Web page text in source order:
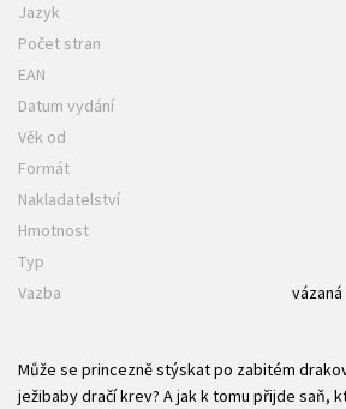
Jazyk
Počet stran
EAN
Datum vydání
Věk od
Formát
Nakladatelství
Hmotnost
Typ
Vazba
Může se princezně stýskat po zabitém
ježibaby dračí krev? A jak k tomu přijde saň,